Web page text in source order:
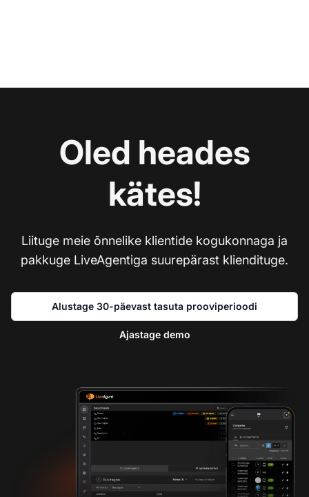
Oled heades
kätes!
Liituge meie õnnelike klientide kogukonnaga ja
pakkuge LiveAgentiga suurepärast kliendituge.
Alustage 30-päevast tasuta prooviperioodi
Ajastage demo